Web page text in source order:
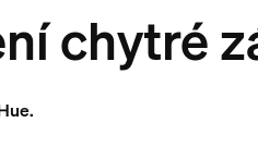
chytré